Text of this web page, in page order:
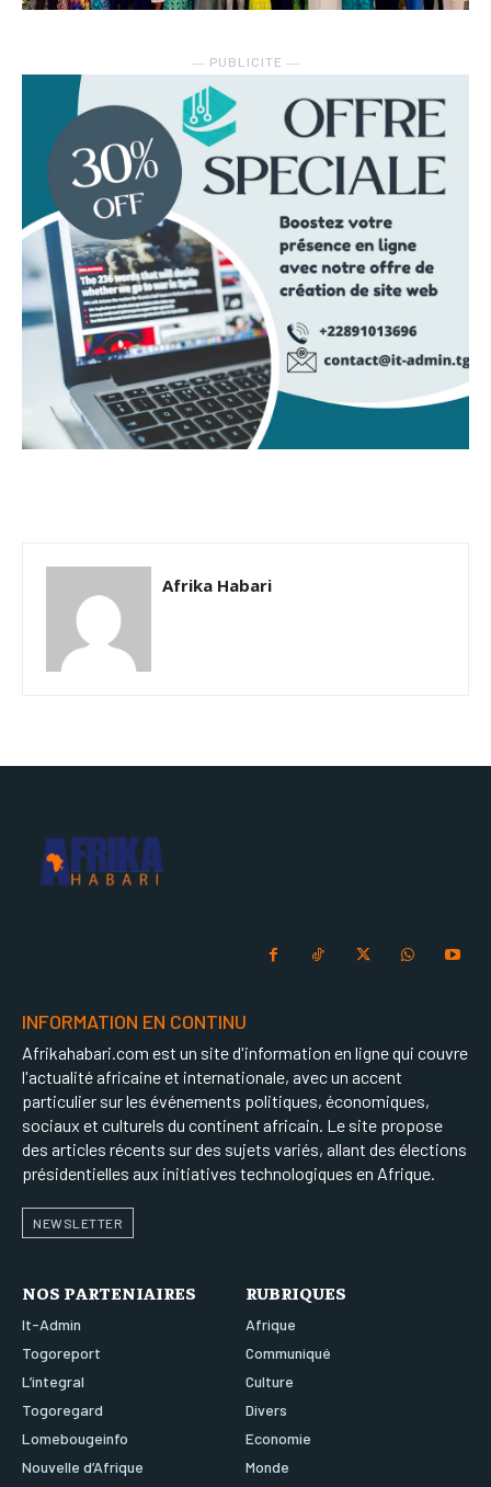
― PUBLICITE ―
Afrika Habari
INFORMATION EN CONTINU
Afrikahabari.com est un site d'information en ligne qui couvre
l'actualité africaine et internationale, avec un accent
particulier sur les événements politiques, économiques,
sociaux et culturels du continent africain. Le site propose
des articles récents sur des sujets variés, allant des élections
présidentielles aux initiatives technologiques en Afrique.
NEWSLETTER
NOS PARTENIAIRES
It-Admin
Togoreport
L’integral
Togoregard
Lomebougeinfo
Nouvelle d’Afrique
RUBRIQUES
Afrique
Communiqué
Culture
Divers
Economie
Monde